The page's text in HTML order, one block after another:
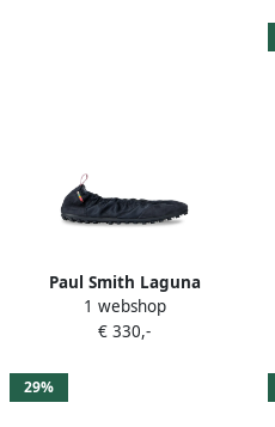
Paul Smith Laguna
balletschoenen met vlakken
Blauw
1 webshop
€ 330,-
29%